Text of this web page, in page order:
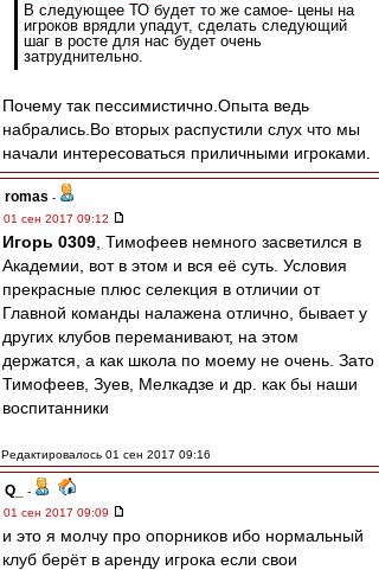
В следующее ТО будет то же самое- цены на
игроков врядли упадут, сделать следующий
шаг в росте для нас будет очень
затруднительно.
Почему так пессимистично.Опыта ведь
набрались.Во вторых распустили слух что мы
начали интересоваться приличными игроками.
romas -
01 сен 2017 09:12
Игорь 0309 , Тимофеев немного засветился в
Академии, вот в этом и вся её суть. Условия
прекрасные плюс селекция в отличии от
Главной команды налажена отлично, бывает у
других клубов переманивают, на этом
держатся, а как школа по моему не очень. Зато
Тимофеев, Зуев, Мелкадзе и др. как бы наши
воспитанники
Редактировалось 01 сен 2017 09:16
Q_
-
01 сен 2017 09:09
и это я молчу про опорников ибо нормальный
клуб берёт в аренду игрока если свои